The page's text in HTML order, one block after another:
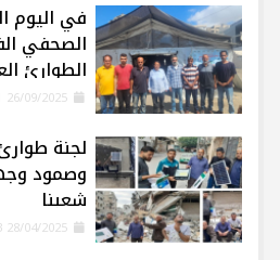
في اليوم
الصحفي
الطوارئ
لجنة
وصمود
شعبنا